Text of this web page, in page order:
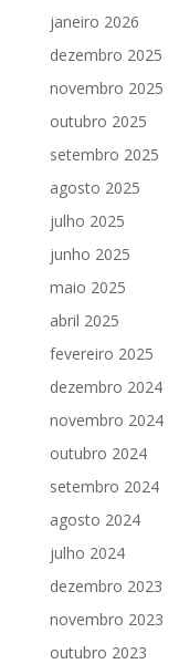
janeiro 2026
dezembro 2025
novembro 2025
outubro 2025
setembro 2025
agosto 2025
julho 2025
junho 2025
maio 2025
abril 2025
fevereiro 2025
dezembro 2024
novembro 2024
outubro 2024
setembro 2024
agosto 2024
julho 2024
dezembro 2023
novembro 2023
outubro 2023